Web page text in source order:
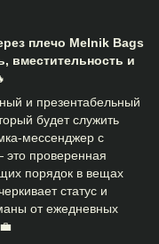
плечо Melnik Bags
вместительность и
и презентабельный
будет служить
мессенджер с
это проверенная
порядок в вещах
статус и
от ежедневных